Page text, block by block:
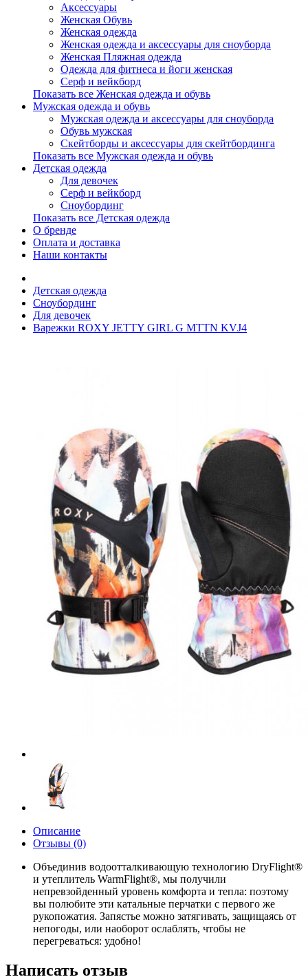
Аксессуары
Женская Обувь
Женская одежда
Женская одежда и аксессуары для сноуборда
Женская Пляжная одежда
Одежда для фитнеса и йоги женская
Серф и вейкборд
Показать все Женская одежда и обувь
Мужская одежда и обувь
Мужская одежда и аксессуары для сноуборда
Обувь мужская
Скейтборды и аксессуары для скейтбординга
Показать все Мужская одежда и обувь
Детская одежда
Для девочек
Серф и вейкборд
Сноубординг
Показать все Детская одежда
О бренде
Оплата и доставка
Наши контакты
Детская одежда
Сноубординг
Для девочек
Варежки ROXY JETTY GIRL G MTTN KVJ4
Описание
Отзывы (0)
Объединив водоотталкивающую технологию DryFlight®
и утеплитель WarmFlight®, мы получили
непревзойденный уровень комфорта и тепла: поэтому
вы полюбите эти катальные перчатки с первого же
рукопожатия. Запястье можно затягивать, защищаясь от
непогоды, или наоборот ослаблять, чтобы не
перегреваться: удобно!
Написать отзыв